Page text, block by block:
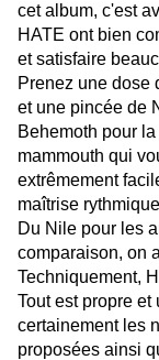
cet album, c'est
HATE ont bien
et satisfaire
Prenez une dose
et une pincée de
Behemoth pour
mammouth qui
extrêmement
maîtrise
Du Nile pour les
comparaison, on
Techniquement,
Tout est propre
certainement les
proposées ainsi